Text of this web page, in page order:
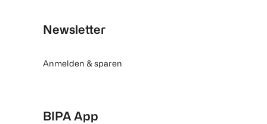
Newsletter
Anmelden & sparen
BIPA App